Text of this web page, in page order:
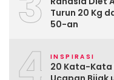
Turun 20 Kg
50-an
4 INSPIRASI
20 Kata-Kata